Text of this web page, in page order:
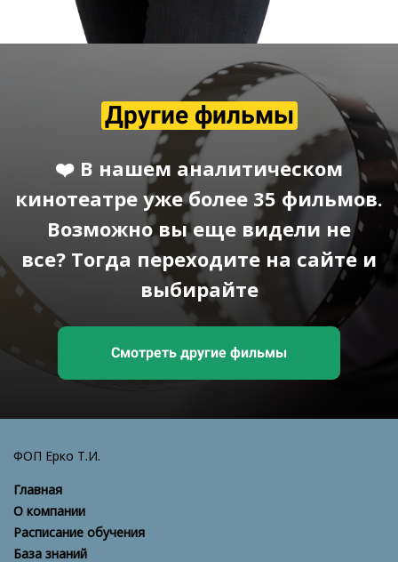
Другие фильмы
❤️ В нашем аналитическом
кинотеатре уже более 35 фильмов.
Возможно вы еще видели не
все? Тогда переходите на сайте и
выбирайте
Смотреть другие фильмы
ФОП Ерко Т.И.
Главная
О компании
Расписание обучения
База знаний